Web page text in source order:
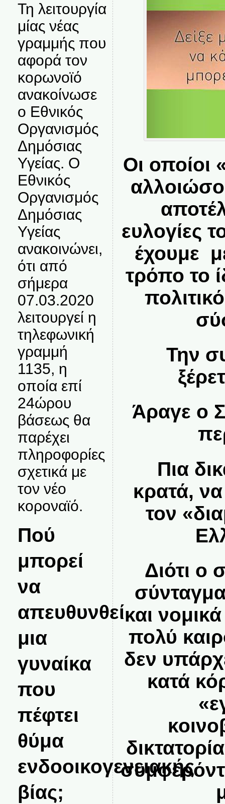
Τη λειτουργία
μίας νέας
γραμμής που
αφορά τον
κορωνοϊό
ανακοίνωσε
ο Εθνικός
Οργανισμός
Δημόσιας
Υγείας. Ο
Εθνικός
Οργανισμός
Δημόσιας
Υγείας
ανακοινώνει,
ότι από
σήμερα
07.03.2020
λειτουργεί η
τηλεφωνική
γραμμή
1135, η
οποία επί
24ώρου
βάσεως θα
παρέχει
πληροφορίες
σχετικά με
τον νέο
κοροναϊό.
Πού
μπορεί
να
απευθυνθεί
μια
γυναίκα
που
πέφτει
θύμα
ενδοοικογενειακής
βίας;
Οι οποίοι
ευλογίες
έχουμε
τρόπο το
Την
Άραγε ο
Πια
κρατά,
τον
Διότι ο
και
πολύ
δεν
κατά